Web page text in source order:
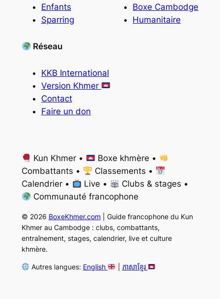
Enfants
Sparring
Boxe Cambodge
Humanitaire
Réseau
KKB International
Version Khmer
Contact
Faire un don
Kun Khmer •
Boxe khmère •
Combattants •
Classements •
Calendrier •
Live •
Clubs & stages •
Communauté francophone
© 2026 BoxeKhmer.com| Guide francophone du Kun
Khmer au Cambodge : clubs, combattants,
entraînement, stages, calendrier, live et culture
khmère.
Autres langues: English ភាសាខ្មែរ